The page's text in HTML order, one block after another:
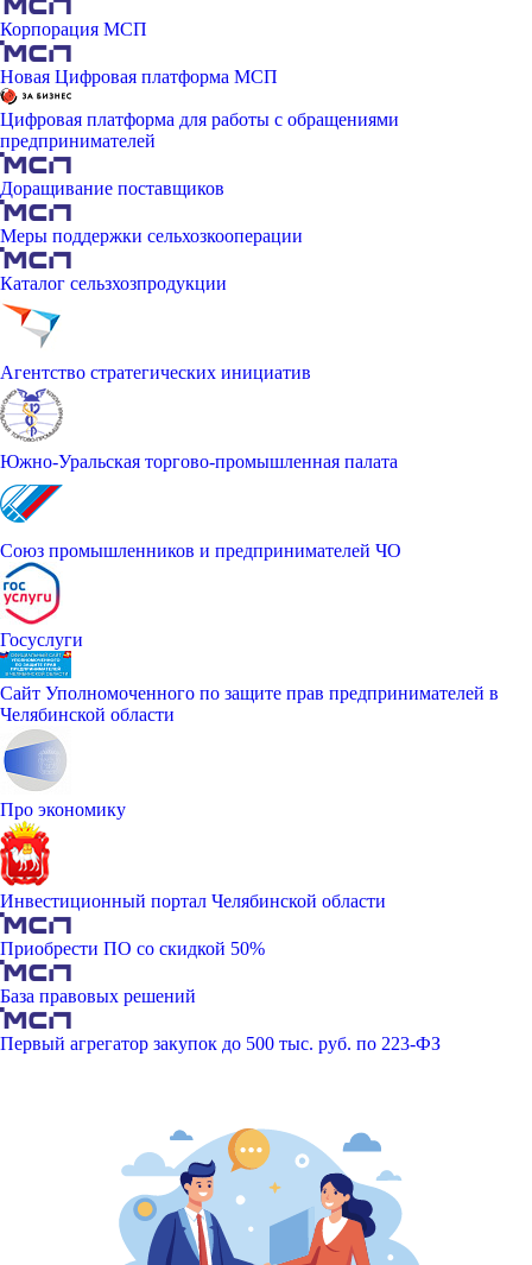
Корпорация МСП
Новая Цифровая платформа МСП
Цифровая платформа для работы с обращениями
предпринимателей
Доращивание поставщиков
Меры поддержки сельхозкооперации
Каталог сельзхозпродукции
Агентство стратегических инициатив
Южно-Уральская торгово-промышленная палата
Союз промышленников и предпринимателей ЧО
Госуслуги
Сайт Уполномоченного по защите прав предпринимателей в
Челябинской области
Про экономику
Инвестиционный портал Челябинской области
Приобрести ПО со скидкой 50%
База правовых решений
Первый агрегатор закупок до 500 тыс. руб. по 223-ФЗ